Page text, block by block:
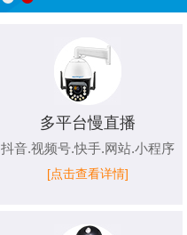
多平台慢直播
抖音.视频号.快手.网站.小程序
[点击查看详情]